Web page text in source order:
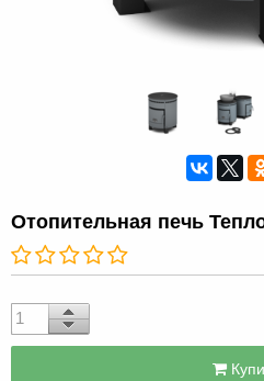
Отопительная печь